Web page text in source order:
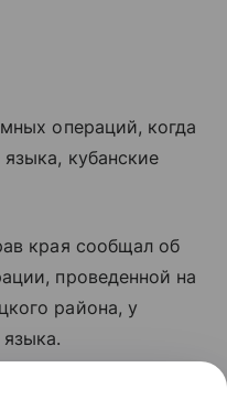
операций, когда
кубанские
края сообщал об
проведенной на
района, у